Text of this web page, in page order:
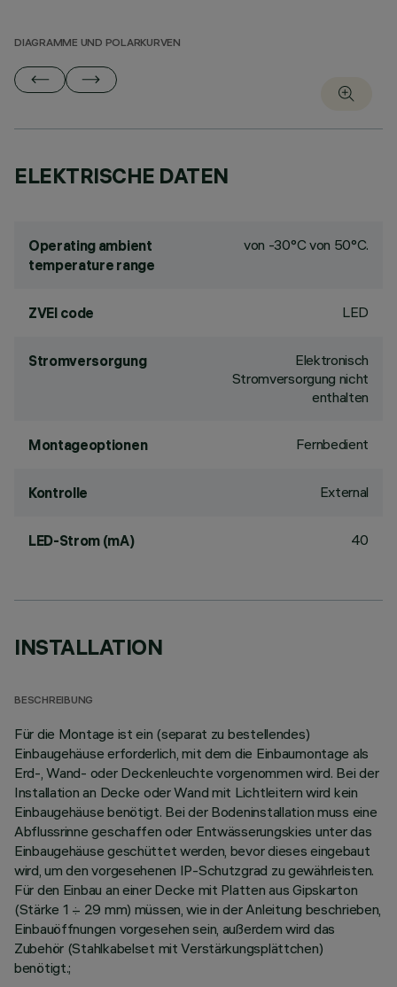
DIAGRAMME UND POLARKURVEN
ELEKTRISCHE DATEN
Operating ambient
temperature range
von -30°C von 50°C.
ZVEI code LED
Stromversorgung
Elektronisch
Stromversorgung nicht
enthalten
Montageoptionen Fernbedient
Kontrolle External
LED-Strom (mA) 40
INSTALLATION
BESCHREIBUNG
Für die Montage ist ein (separat zu bestellendes)
Einbaugehäuse erforderlich, mit dem die Einbaumontage als
Erd-, Wand- oder Deckenleuchte vorgenommen wird. Bei der
Installation an Decke oder Wand mit Lichtleitern wird kein
Einbaugehäuse benötigt. Bei der Bodeninstallation muss eine
Abflussrinne geschaffen oder Entwässerungskies unter das
Einbaugehäuse geschüttet werden, bevor dieses eingebaut
wird, um den vorgesehenen IP-Schutzgrad zu gewährleisten.
Für den Einbau an einer Decke mit Platten aus Gipskarton
(Stärke 1 ÷ 29 mm) müssen, wie in der Anleitung beschrieben,
Einbauöffnungen vorgesehen sein, außerdem wird das
Zubehör (Stahlkabelset mit Verstärkungsplättchen)
benötigt.;